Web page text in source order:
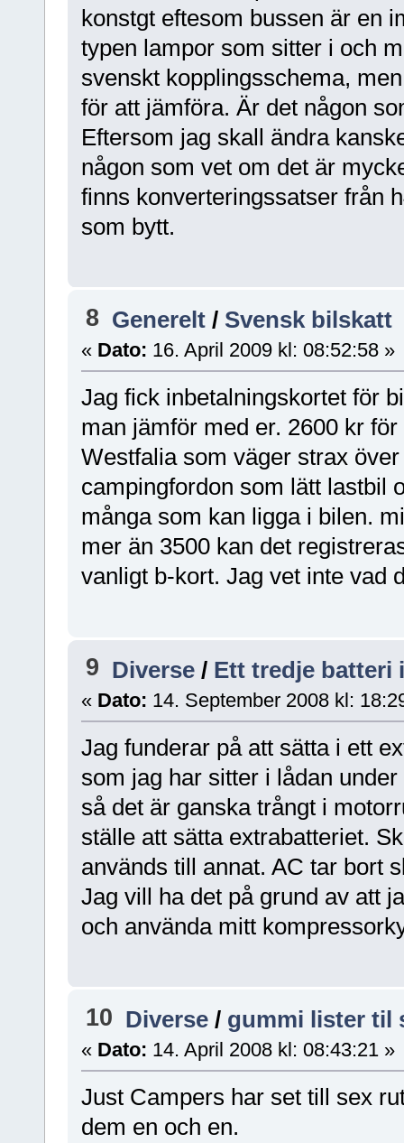
konstgt eftesom bussen är en
typen lampor som sitter i och
svenskt kopplingsschema,
för att jämföra. Är det någon
Eftersom jag skall ändra
någon som vet om det är
finns konverteringssatser från
som bytt.
8 Generelt / Svensk bilskatt
« Dato: 16. April 2009 kl: 08:52:58 »
Jag fick inbetalningskortet för
man jämför med er. 2600 kr
Westfalia som väger strax
campingfordon som lätt lastbil
många som kan ligga i bilen.
mer än 3500 kan det
vanligt b-kort. Jag vet inte vad
9 Diverse / Ett tredje batteri
« Dato: 14. September 2008 kl:
Jag funderar på att sätta i ett
som jag har sitter i lådan
så det är ganska trångt i
ställe att sätta extrabatteriet.
används till annat. AC tar bort
Jag vill ha det på grund av att
och använda mitt
10 Diverse / gummi lister til
« Dato: 14. April 2008 kl: 08:43:21 »
Just Campers har set till sex
dem en och en.